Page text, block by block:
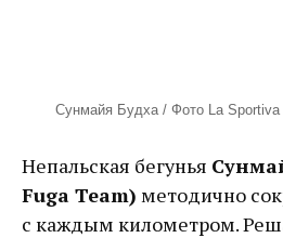
Сунмайя Будха / Фото La Sportiva
Непальская бегунья
Fuga Team) методично
с каждым километром.